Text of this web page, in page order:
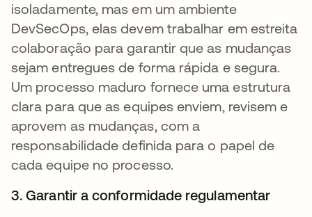
isoladamente, mas em um ambiente
DevSecOps, elas devem trabalhar em estreita
colaboração para garantir que as mudanças
sejam entregues de forma rápida e segura.
Um processo maduro fornece uma estrutura
clara para que as equipes enviem, revisem e
aprovem as mudanças, com a
responsabilidade definida para o papel de
cada equipe no processo.
3. Garantir a conformidade regulamentar